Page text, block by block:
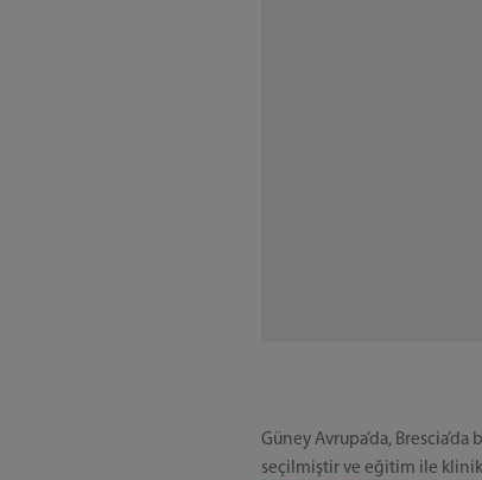
Güney Avrupa’da,
seçilmiştir ve eğitim ile klinik